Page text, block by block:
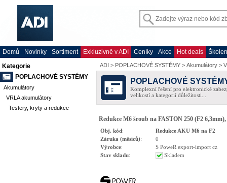
Domů Novinky Sortiment Exkluzivně v ADI Ceníky Akce Hot deals
Kategorie
POPLACHOVÉ SYSTÉMY
Akumulátory
VRLA akumulátory
Testery, kryty a redukce
ADI > POPLACHOVÉ SYSTÉMY > Akumulátory >
POPLACHOVÉ
Komplexní řešení pro elektronické
velikostí a kategorií důležitosti...
Redukce M6 šroub na FASTON 250 (F2
Obj. kód:
Redukce AKU M6 na F2
Záruka (měsíců):
0
Výrobce:
S PoweR export-import cz
Stav skladu: Skladem